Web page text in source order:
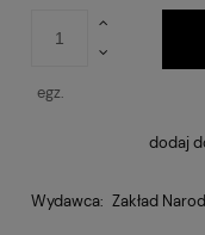
egz.
dodaj
Wydawca: Zakład